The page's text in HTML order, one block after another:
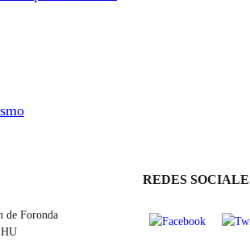
de Foronda
REDES